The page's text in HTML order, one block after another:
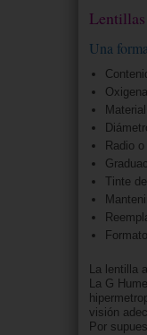
Una
Radio
Tinte
La lentilla
La G
visión
Por